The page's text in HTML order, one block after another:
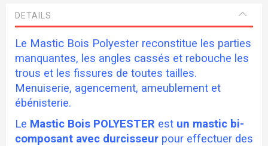
DETAILS
Le Mastic Bois Polyester reconstitue les parties
manquantes, les angles cassés et rebouche les
trous et les fissures de toutes tailles.
Menuiserie, agencement, ameublement et
ébénisterie.
Le Mastic Bois POLYESTER est un mastic bi-
composant avec durcisseur pour effectuer des